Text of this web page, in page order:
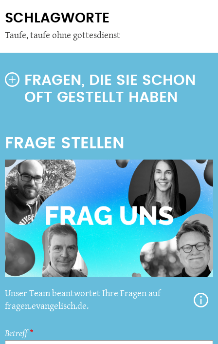
SCHLAGWORTE
Taufe,taufe ohne gottesdienst
FRAGEN, DIE SIE SCHON
OFT GESTELLT HABEN
Unser Team beantwortet Ihre Fragen auf
fragen.evangelisch.de.
Betreff